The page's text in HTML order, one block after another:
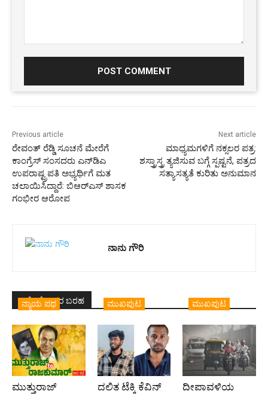
Previous article
ರೇವಂತ್ ರೆಡ್ಡಿ ಸೂಚನೆ ಮೇರೆಗೆ
ಕಾಂಗ್ರೆಸ್ ಸಂಸದರು ಎನ್‌ಡಿಎ
ಉಪರಾಷ್ಟ್ರಪತಿ ಅಭ್ಯರ್ಥಿಗೆ ಮತ
ಚಲಾಯಿಸಿದ್ದಾರೆ: ಬಿಆರ್‌ಎಸ್‌ ಶಾಸಕ
ಗಂಭೀರ ಆರೋಪ
Next article
ಮಾಧ್ಯಮಗಳಿಗೆ ನಕ್ಸಲರ ಪತ್ರ:
ಶಸ್ತ್ರಾಸ್ತ್ರ ತ್ಯಜಿಸುವ ಬಗ್ಗೆ ಸ್ಪಷ್ಟನೆ, ಪತ್ರದ
ಸತ್ಯಾಸತ್ಯತೆ ಕುರಿತು ಅನುಮಾನ
ನಾನು ಗೌರಿ
ಇದೇ ಲೇಖಕರ ಬರಹ
ನ್ಯಾಯ ಪಥ
ಮುತ್ತುರಾಜ್
ಮುಖಪುಟ
ದಲಿತ ಟೆಕ್ಕಿ ಕೆವಿನ್
ಮುಖಪುಟ
ದೀಪಾವಳಿಯ